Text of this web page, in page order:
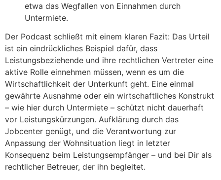
etwa das Wegfallen von Einnahmen durch
Untermiete.
Der Podcast schließt mit einem klaren Fazit: Das Urteil
ist ein eindrückliches Beispiel dafür, dass
Leistungsbeziehende und ihre rechtlichen Vertreter eine
aktive Rolle einnehmen müssen, wenn es um die
Wirtschaftlichkeit der Unterkunft geht. Eine einmal
gewährte Ausnahme oder ein wirtschaftliches Konstrukt
– wie hier durch Untermiete – schützt nicht dauerhaft
vor Leistungskürzungen. Aufklärung durch das
Jobcenter genügt, und die Verantwortung zur
Anpassung der Wohnsituation liegt in letzter
Konsequenz beim Leistungsempfänger – und bei Dir als
rechtlicher Betreuer, der ihn begleitet.